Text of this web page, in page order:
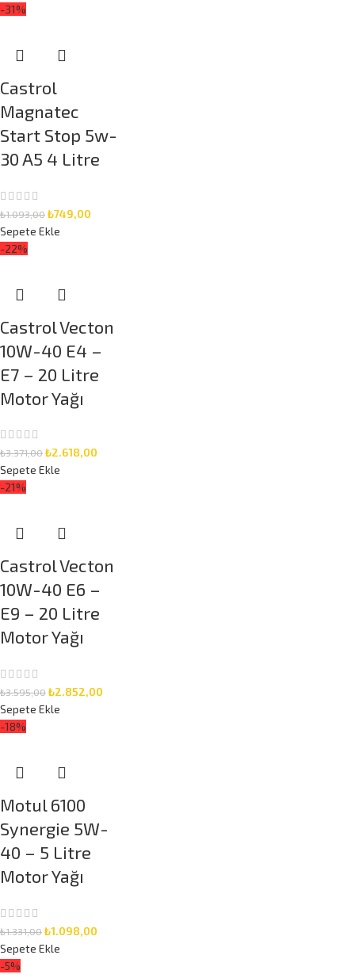
-31%
Castrol
Magnatec
Start Stop 5w-
30 A5 4 Litre
₺1.093,00₺749,00
Sepete Ekle
-22%
Castrol Vecton
10W-40 E4 –
E7 – 20 Litre
Motor Yağı
₺3.371,00₺2.618,00
Sepete Ekle
-21%
Castrol Vecton
10W-40 E6 –
E9 – 20 Litre
Motor Yağı
₺3.595,00₺2.852,00
Sepete Ekle
-18%
Motul 6100
Synergie 5W-
40 – 5 Litre
Motor Yağı
₺1.331,00₺1.098,00
Sepete Ekle
-5%